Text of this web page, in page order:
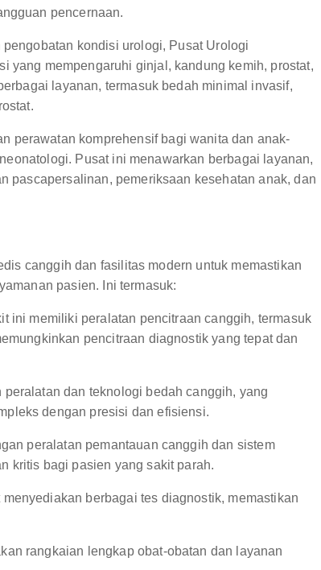
pencernaan.
kondisi urologi, Pusat Urologi
yang mempengaruhi ginjal, kandung kemih, prostat,
layanan, termasuk bedah minimal invasif,
perawatan komprehensif bagi wanita dan anak-
Pusat ini menawarkan berbagai layanan,
pascapersalinan, pemeriksaan kesehatan anak, dan
canggih dan fasilitas modern untuk memastikan
pasien. Ini termasuk:
ini memiliki peralatan pencitraan canggih, termasuk
pencitraan diagnostik yang tepat dan
dan teknologi bedah canggih, yang
dengan presisi dan efisiensi.
peralatan pemantauan canggih dan sistem
kritis bagi pasien yang sakit parah.
menyediakan berbagai tes diagnostik, memastikan
rangkaian lengkap obat-obatan dan layanan